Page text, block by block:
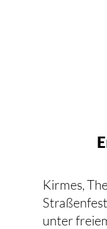
Kirmes,
unter